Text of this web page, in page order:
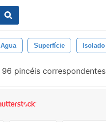
Agua Superfície Isolado
96 pincéis correspondentes